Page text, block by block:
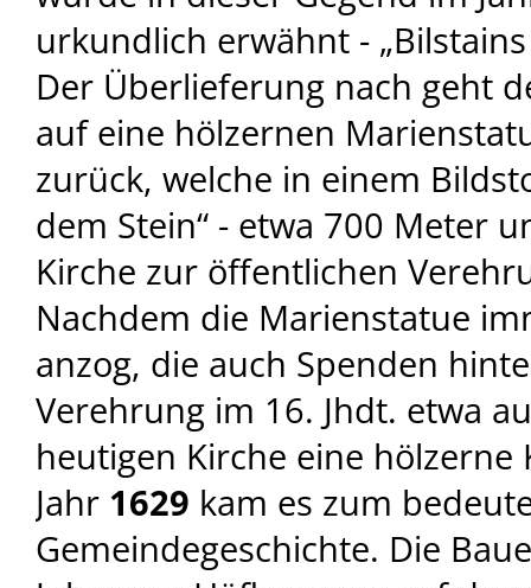
urkundlich erwähnt -
Der Überlieferung nach geht
auf eine hölzernen
zurück, welche in einem
dem Stein“ - etwa 700 Meter
Kirche zur öffentlichen
Nachdem die Marienstatue
anzog, die auch Spenden
Verehrung im 16. Jhdt. etwa
heutigen Kirche eine hölzerne
Jahr 1629 kam es zum
Gemeindegeschichte. Die